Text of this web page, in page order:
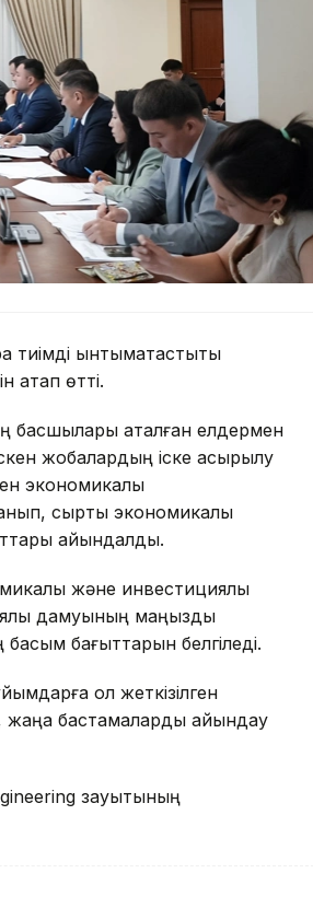
ынтымақтастықты
атап өтті.
басшылары аталған елдермен
жобалардың іске асырылу
экономикалық
сыртқы экономикалық
айқындалды.
және инвестициялық
дамуының маңызды
бағыттарын белгіледі.
қол жеткізілген
жаңа бастамаларды айқындау
зауытының